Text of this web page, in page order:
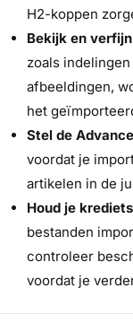
H2-koppen
Bekijk en
zoals
afbeeldingen,
het
Stel de
voordat je
artikelen in de
Houd je
bestanden
controleer
voordat je